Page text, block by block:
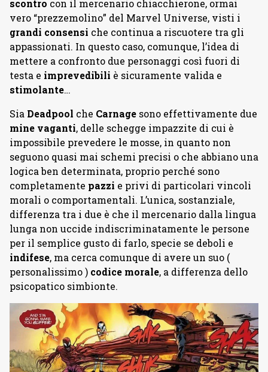
scontro con il mercenario chiacchierone, ormai
vero “prezzemolino” del Marvel Universe, visti i
grandi consensi che continua a riscuotere tra gli
appassionati. In questo caso, comunque, l’idea di
mettere a confronto due personaggi così fuori di
testa e imprevedibili è sicuramente valida e
stimolante…
Sia Deadpool che Carnage sono effettivamente due
mine vaganti, delle schegge impazzite di cui è
impossibile prevedere le mosse, in quanto non
seguono quasi mai schemi precisi o che abbiano una
logica ben determinata, proprio perché sono
completamente pazzi e privi di particolari vincoli
morali o comportamentali. L’unica, sostanziale,
differenza tra i due è che il mercenario dalla lingua
lunga non uccide indiscriminatamente le persone
per il semplice gusto di farlo, specie se deboli e
indifese, ma cerca comunque di avere un suo (
personalissimo ) codice morale, a differenza dello
psicopatico simbionte.